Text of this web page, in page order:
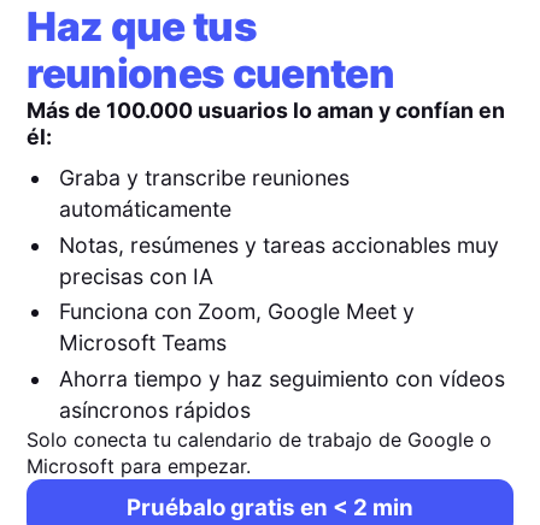
Haz que tus
reuniones cuenten
Más de 100.000 usuarios lo aman y confían en
él:
Graba y transcribe reuniones
automáticamente
Notas, resúmenes y tareas accionables muy
precisas con IA
Funciona con Zoom, Google Meet y
Microsoft Teams
Ahorra tiempo y haz seguimiento con vídeos
asíncronos rápidos
Solo conecta tu calendario de trabajo de Google o
Microsoft para empezar.
Pruébalo gratis en < 2 min